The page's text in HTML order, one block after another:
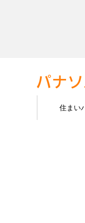
住まい